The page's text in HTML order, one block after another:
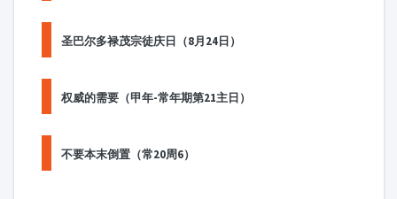
圣巴尔多禄茂宗徒庆日（8月24日）
权威的需要（甲年-常年期第21主日）
不要本末倒置（常20周6）